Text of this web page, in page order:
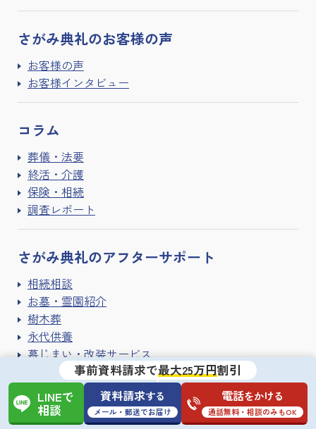
さがみ典礼のお客様の声
お客様の声
お客様インタビュー
コラム
葬儀・法要
終活・介護
保険・相続
調査レポート
さがみ典礼のアフターサポート
相続相談
お墓・霊園紹介
樹木葬
永代供養
墓じまい・改装サービス
手元供養
遺品整理・ハウスクリーニング
寺院紹介サービス
事前資料請求で最大25万円割引
LINEで
相談
資料請求する
メール・郵送でお届け
電話をかける
通話無料・相談のみもOK